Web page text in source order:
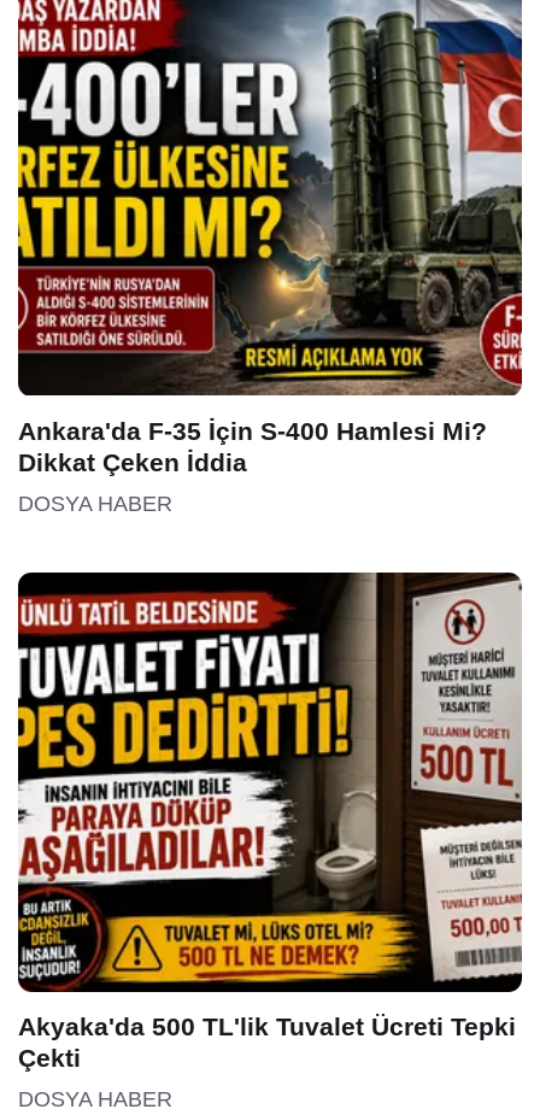
Ankara'da F-35 İçin S-400 Hamlesi Mi?
Dikkat Çeken İddia
DOSYA HABER
Akyaka'da 500 TL'lik Tuvalet Ücreti Tepki
Çekti
DOSYA HABER